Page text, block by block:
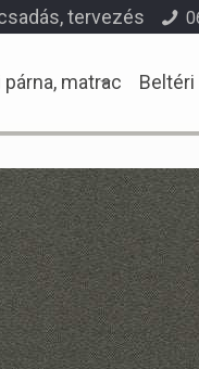
tervezés
párna, matrac Beltéri